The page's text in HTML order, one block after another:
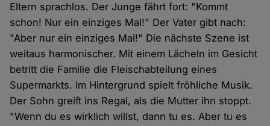
Eltern sprachlos. Der Junge fährt fort: "Kommt
schon! Nur ein einziges Mal!" Der Vater gibt nach:
"Aber nur ein einziges Mal!" Die nächste Szene ist
weitaus harmonischer. Mit einem Lächeln im Gesicht
betritt die Familie die Fleischabteilung eines
Supermarkts. Im Hintergrund spielt fröhliche Musik.
Der Sohn greift ins Regal, als die Mutter ihn stoppt.
"Wenn du es wirklich willst, dann tu es. Aber tu es